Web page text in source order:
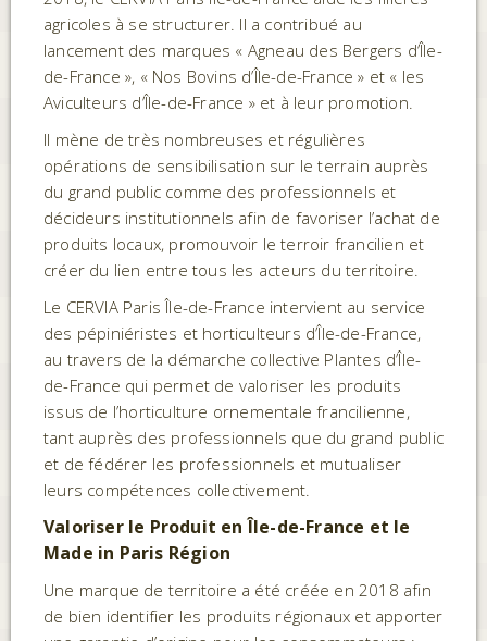
agricoles à se structurer. Il a contribué au
lancement des marques « Agneau des Bergers d’Île-
de-France », « Nos Bovins d’Île-de-France » et « les
Aviculteurs d’Île-de-France » et à leur promotion.
Il mène de très nombreuses et régulières
opérations de sensibilisation sur le terrain auprès
du grand public comme des professionnels et
décideurs institutionnels afin de favoriser l’achat de
produits locaux, promouvoir le terroir francilien et
créer du lien entre tous les acteurs du territoire.
Le CERVIA Paris Île-de-France intervient au service
des pépiniéristes et horticulteurs d’Île-de-France,
au travers de la démarche collective Plantes d’Île-
de-France qui permet de valoriser les produits
issus de l’horticulture ornementale francilienne,
tant auprès des professionnels que du grand public
et de fédérer les professionnels et mutualiser
leurs compétences collectivement.
Valoriser le Produit en Île-de-France et le
Made in Paris Région
Une marque de territoire a été créée en 2018 afin
de bien identifier les produits régionaux et apporter